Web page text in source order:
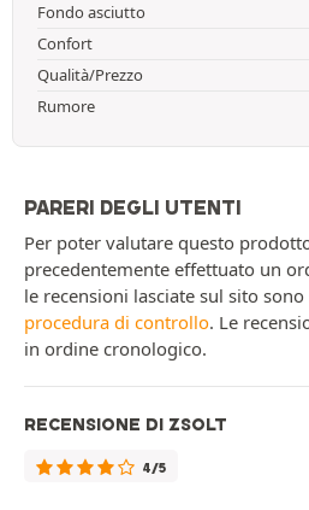
Fondo asciutto
Confort
Qualità/Prezzo
Rumore
PARERI DEGLI UTENTI
Per poter valutare questo
precedentemente effettuato un
le recensioni lasciate sul sito
procedura di controllo. Le
in ordine cronologico.
RECENSIONE DI ZSOLT
4/5